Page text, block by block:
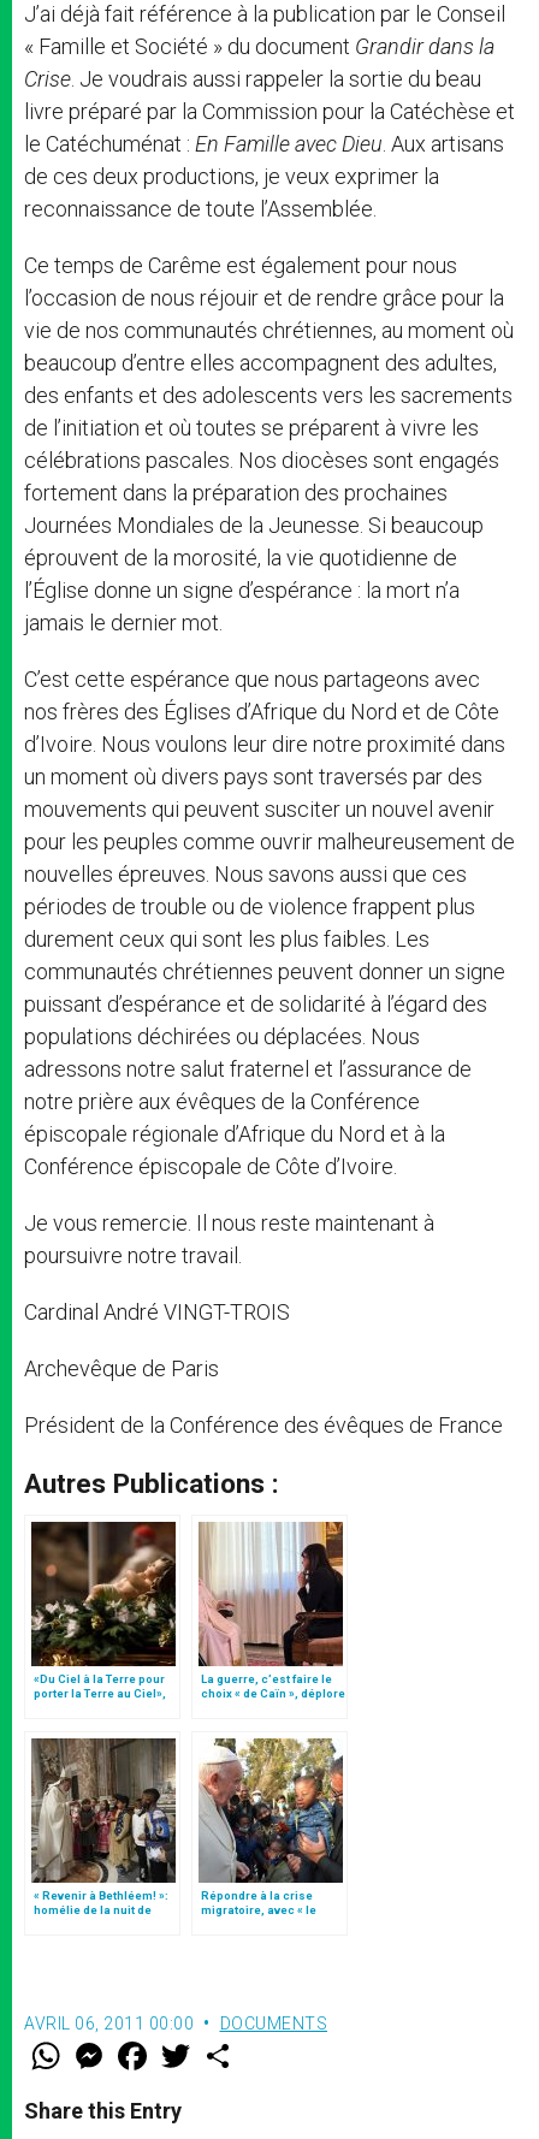
J’ai déjà fait référence à la publication par le Conseil
« Famille et Société » du document Grandir dans la
Crise . Je voudrais aussi rappeler la sortie du beau
livre préparé par la Commission pour la Catéchèse et
le Catéchuménat : En Famille avec Dieu . Aux artisans
de ces deux productions, je veux exprimer la
reconnaissance de toute l’Assemblée.
Ce temps de Carême est également pour nous
l’occasion de nous réjouir et de rendre grâce pour la
vie de nos communautés chrétiennes, au moment où
beaucoup d’entre elles accompagnent des adultes,
des enfants et des adolescents vers les sacrements
de l’initiation et où toutes se préparent à vivre les
célébrations pascales. Nos diocèses sont engagés
fortement dans la préparation des prochaines
Journées Mondiales de la Jeunesse. Si beaucoup
éprouvent de la morosité, la vie quotidienne de
l’Église donne un signe d’espérance : la mort n’a
jamais le dernier mot.
C’est cette espérance que nous partageons avec
nos frères des Églises d’Afrique du Nord et de Côte
d’Ivoire. Nous voulons leur dire notre proximité dans
un moment où divers pays sont traversés par des
mouvements qui peuvent susciter un nouvel avenir
pour les peuples comme ouvrir malheureusement de
nouvelles épreuves. Nous savons aussi que ces
périodes de trouble ou de violence frappent plus
durement ceux qui sont les plus faibles. Les
communautés chrétiennes peuvent donner un signe
puissant d’espérance et de solidarité à l’égard des
populations déchirées ou déplacées. Nous
adressons notre salut fraternel et l’assurance de
notre prière aux évêques de la Conférence
épiscopale régionale d’Afrique du Nord et à la
Conférence épiscopale de Côte d’Ivoire.
Je vous remercie. Il nous reste maintenant à
poursuivre notre travail.
Cardinal André VINGT-TROIS
Archevêque de Paris
Président de la Conférence des évêques de France
Autres Publications :
«Du Ciel à la Terre pour
porter la Terre au Ciel»,
La guerre, c’est faire le
choix « de Caïn », déplore
« Revenir à Bethléem! »:
homélie de la nuit de
Noël (texte complet)
Répondre à la crise
migratoire, avec « le
AVRIL 06, 2011 00:00 DOCUMENTS
W
t
s
M
e
s
e
F
a
e
b
w
Share this Entry